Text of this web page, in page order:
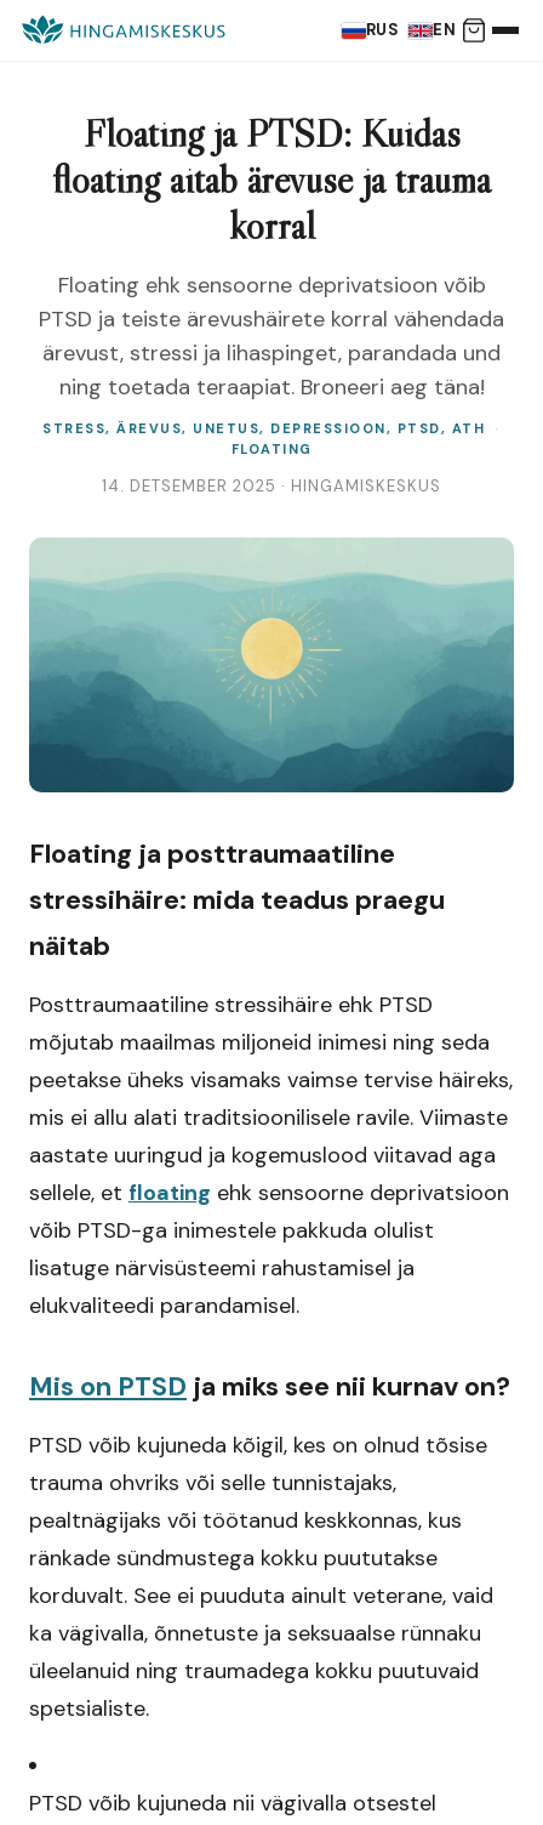
RUS EN
Floating ja PTSD: Kuidas
floating aitab ärevuse ja trauma
korral
Floating ehk sensoorne deprivatsioon võib
PTSD ja teiste ärevushäirete korral vähendada
ärevust, stressi ja lihaspinget, parandada und
ning toetada teraapiat. Broneeri aeg täna!
STRESS, ÄREVUS, UNETUS, DEPRESSIOON, PTSD, ATH
FLOATING
14. DETSEMBER 2025 · HINGAMISKESKUS
Floating ja posttraumaatiline
stressihäire: mida teadus praegu
näitab
Posttraumaatiline stressihäire ehk PTSD
mõjutab maailmas miljoneid inimesi ning seda
peetakse üheks visamaks vaimse tervise häireks,
mis ei allu alati traditsioonilisele ravile. Viimaste
aastate uuringud ja kogemuslood viitavad aga
sellele, et floating ehk sensoorne deprivatsioon
võib PTSD-ga inimestele pakkuda olulist
lisatuge närvisüsteemi rahustamisel ja
elukvaliteedi parandamisel.​
Mis on PTSD ja miks see nii kurnav on?
PTSD võib kujuneda kõigil, kes on olnud tõsise
trauma ohvriks või selle tunnistajaks,
pealtnägijaks või töötanud keskkonnas, kus
ränkade sündmustega kokku puututakse
korduvalt. See ei puuduta ainult veterane, vaid
ka vägivalla, õnnetuste ja seksuaalse rünnaku
üleelanuid ning traumadega kokku puutuvaid
spetsialiste.​
PTSD võib kujuneda nii vägivalla otsestel